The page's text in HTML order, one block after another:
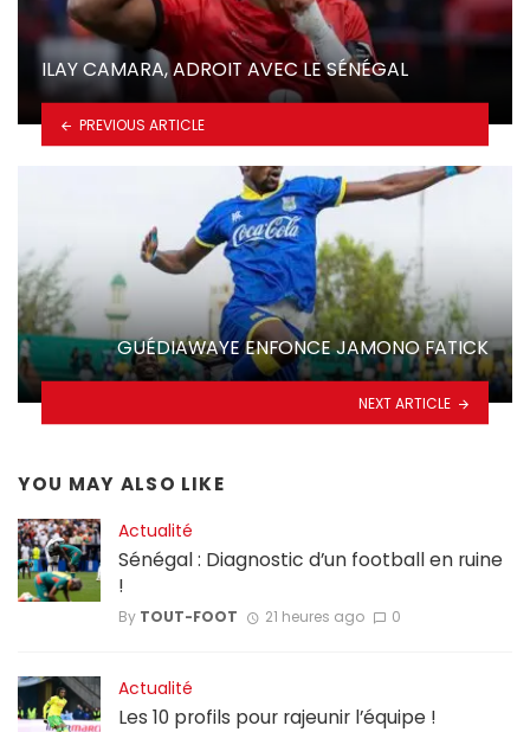
ILAY CAMARA, ADROIT AVEC LE SÉNÉGAL
PREVIOUS ARTICLE
GUÉDIAWAYE ENFONCE JAMONO FATICK
NEXT ARTICLE
YOU MAY ALSO LIKE
Actualité
Sénégal : Diagnostic d’un football en ruine
!
By TOUT-FOOT 21 heures ago 0
Actualité
Les 10 profils pour rajeunir l’équipe !